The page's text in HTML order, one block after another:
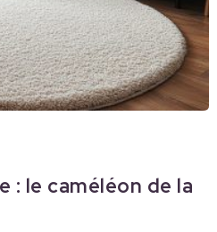
: le caméléon de la